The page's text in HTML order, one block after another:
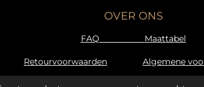
OVER ONS
FAQ Maattabel
Retourvoorwaarden
Algemene